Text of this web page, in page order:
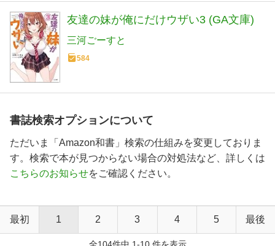
友達の妹が俺にだけウザい3 (GA文庫)
三河ごーすと
584
書誌検索オプションについて
ただいま「Amazon和書」検索の仕組みを変更しておりま
す。検索で本が見つからない場合の対処法など、詳しくは
こちらのお知らせをご確認ください。
最初 1 2 3 4 5 最後